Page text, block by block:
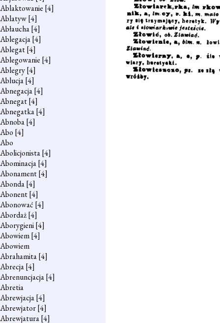
Ablaktowanie [4]
Ablatyw[4]
Abłaucha[4]
Ablegacja[4]
Ablegat[4]
Ablegowanie [4]
Ablegry[4]
Ablucja[4]
Abnegacja[4]
Abnegat[4]
Abnegatka[4]
Abnoba[4]
Abo [4]
Abo
Abolicjonista[4]
Abominacja[4]
Abonament[4]
Abonda[4]
Abonent[4]
Abonować [4]
Abordaż[4]
Aborygieni[4]
Abowiem[4]
Abowiem
Abrahamita[4]
Abrecja[4]
Abrenuncjacja[4]
Abretia
Abrewjacja[4]
Abrewjator[4]
Abrewjatura[4]